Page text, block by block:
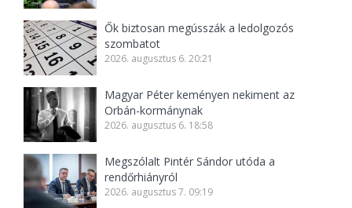
Ők biztosan megússzák a ledolgozós
szombatot
2026. augusztus 6. 20:21
Magyar Péter keményen nekiment az
Orbán-kormánynak
2026. augusztus 6. 18:58
Megszólalt Pintér Sándor utóda a
rendőrhiányról
2026. augusztus 7. 09:19